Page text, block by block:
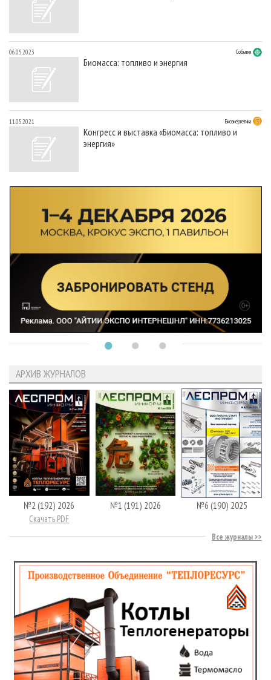
06.05.2023 События
Биомасса: топливо и энергия
11.05.2021 Биоэнергетика
Конгресс и выставка «Биомасса: топливо и
энергия»
АРХИВ ЖУРНАЛОВ
№2 (192) 2026
Скачать PDF
№1 (191) 2026 №6 (190) 2025
Все журналы